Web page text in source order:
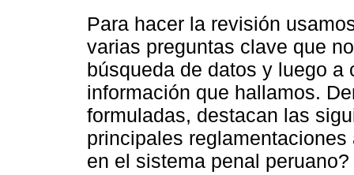
Para hacer la revisión
varias preguntas clave que
búsqueda de datos y luego
información que hallamos.
formuladas, destacan las
principales
en el sistema penal